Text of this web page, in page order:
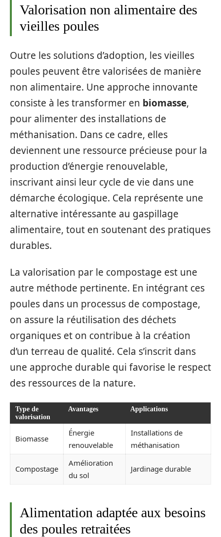
Valorisation non alimentaire des
vieilles poules
Outre les solutions d’adoption, les vieilles
poules peuvent être valorisées de manière
non alimentaire. Une approche innovante
consiste à les transformer en biomasse,
pour alimenter des installations de
méthanisation. Dans ce cadre, elles
deviennent une ressource précieuse pour la
production d’énergie renouvelable,
inscrivant ainsi leur cycle de vie dans une
démarche écologique. Cela représente une
alternative intéressante au gaspillage
alimentaire, tout en soutenant des pratiques
durables.
La valorisation par le compostage est une
autre méthode pertinente. En intégrant ces
poules dans un processus de compostage,
on assure la réutilisation des déchets
organiques et on contribue à la création
d’un terreau de qualité. Cela s’inscrit dans
une approche durable qui favorise le respect
des ressources de la nature.
Type de
valorisation
Avantages Applications
Biomasse
Énergie
renouvelable
Installations de
méthanisation
Compostage
Amélioration
du sol
Jardinage durable
Alimentation adaptée aux besoins
des poules retraitées